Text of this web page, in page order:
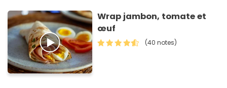
Wrap jambon, tomate et
œuf
(40 notes)